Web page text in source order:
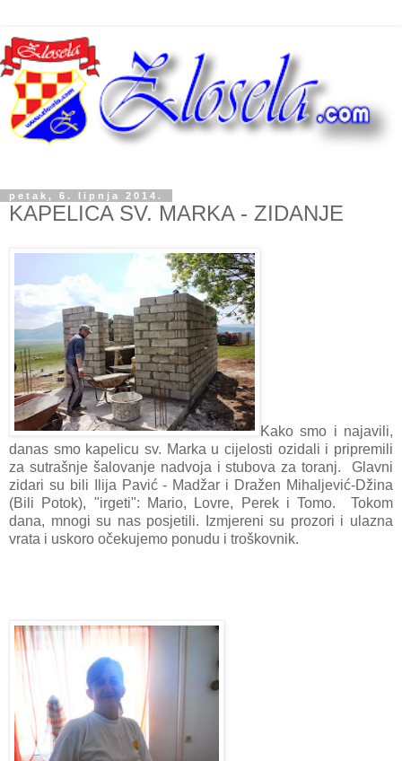
petak, 6. lipnja 2014.
KAPELICA SV. MARKA - ZIDANJE
Kako smo i najavili,
danas smo kapelicu sv. Marka u cijelosti ozidali i pripremili
za sutrašnje šalovanje nadvoja i stubova za toranj. Glavni
zidari su bili Ilija Pavić - Madžar i Dražen Mihaljević-Džina
(Bili Potok), "irgeti": Mario, Lovre, Perek i Tomo. Tokom
dana, mnogi su nas posjetili. Izmjereni su prozori i ulazna
vrata i uskoro očekujemo ponudu i troškovnik.